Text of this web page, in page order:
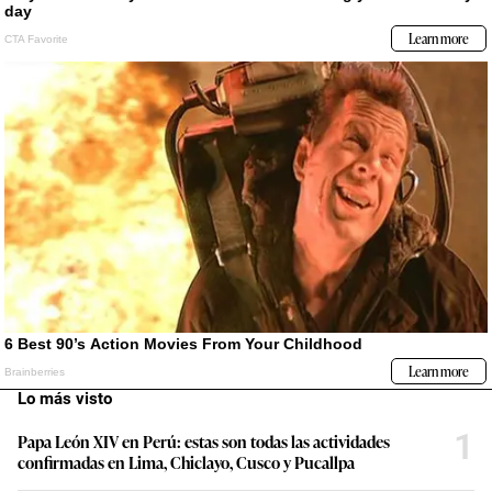
Lo más visto
Papa León XIV en Perú: estas son todas las actividades
confirmadas en Lima, Chiclayo, Cusco y Pucallpa
1